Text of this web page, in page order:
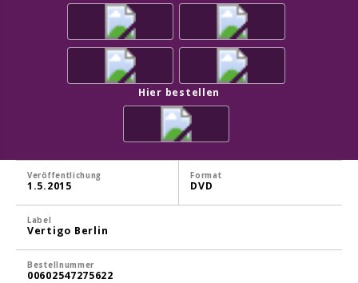
Hier bestellen
Veröffentlichung
1.5.2015
Format
DVD
Label
Vertigo Berlin
Bestellnummer
00602547275622